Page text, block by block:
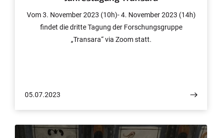
Vom 3. November 2023 (10h)- 4. November 2023 (14h)
findet die dritte Tagung der Forschungsgruppe
„Transara“ via Zoom statt.
05.07.2023